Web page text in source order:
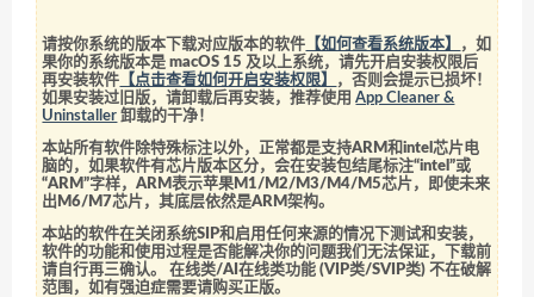
请按你系统的版本下载对应版本的软件 【如何查看系统版本】
，如
果你的系统版本是 macOS 15 及以上系统，请先开启安装权限后
再安装软件 【点击查看如何开启安装权限】
，否则会提示已损坏！
如果安装过旧版，请卸载后再安装，推荐使用App Cleaner &
Uninstaller 卸载的干净！
本站所有软件除特殊标注以外，正常都是支持ARM和intel芯片电
脑的，如果软件有芯片版本区分，会在安装包结尾标注“intel”或
“ARM”字样，ARM表示苹果M1/M2/M3/M4/M5芯片，即使未来
出M6/M7芯片，其底层依然是ARM架构。
本站的软件在关闭系统SIP和启用任何来源的情况下测试和安装，
软件的功能和使用过程是否能解决你的问题我们无法保证，下载前
请自行再三确认。 在线类/AI在线类功能 (VIP类/SVIP类) 不在破解
范围，如有强迫症需要请购买正版。